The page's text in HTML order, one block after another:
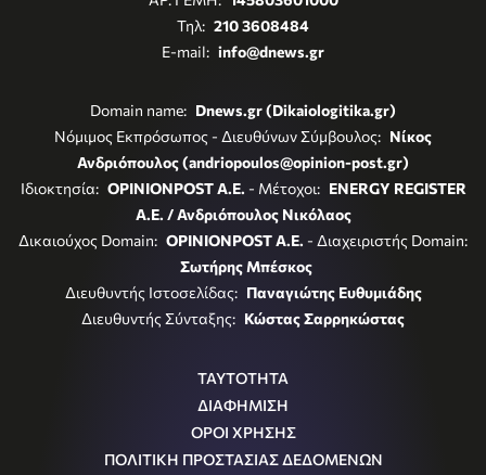
Τηλ: 210 3608484
E-mail: info@dnews.gr
Domain name: Dnews.gr (Dikaiologitika.gr)
Νόμιμος Εκπρόσωπος - Διευθύνων Σύμβουλος: Νίκος
Ανδριόπουλος (andriopoulos@opinion-post.gr)
Ιδιοκτησία: OPINIONPOST A.E. - Μέτοχοι: ENERGY REGISTER
Α.Ε. / Ανδριόπουλος Νικόλαος
Δικαιούχος Domain: OPINIONPOST A.E. - Διαχειριστής Domain:
Σωτήρης Μπέσκος
Διευθυντής Ιστοσελίδας: Παναγιώτης Ευθυμιάδης
Διευθυντής Σύνταξης: Κώστας Σαρρηκώστας
ΤΑΥΤΟΤΗΤΑ
ΔΙΑΦΗΜΙΣΗ
ΟΡΟΙ ΧΡΗΣΗΣ
ΠΟΛΙΤΙΚΗ ΠΡΟΣΤΑΣΙΑΣ ΔΕΔΟΜΕΝΩΝ